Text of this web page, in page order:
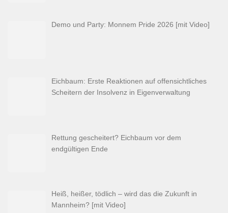
Demo und Party: Monnem Pride 2026 [mit Video]
Eichbaum: Erste Reaktionen auf offensichtliches
Scheitern der Insolvenz in Eigenverwaltung
Rettung gescheitert? Eichbaum vor dem
endgültigen Ende
Heiß, heißer, tödlich – wird das die Zukunft in
Mannheim? [mit Video]